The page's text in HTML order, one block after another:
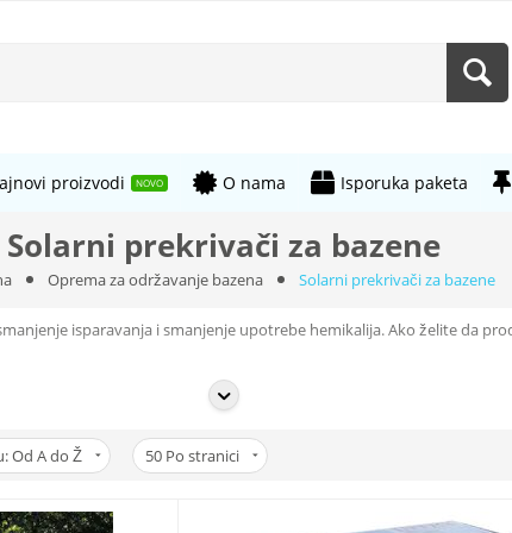
proizvodi NOVO O nama Isporuka paketa
Solarni prekrivači za bazene
Oprema za održavanje bazena Solarni prekrivači za bazene
isparavanja i smanjenje upotrebe hemikalija. Ako želite da
sposobnost zadržavanja sunčeve energije i sprečavanja gubitka
Od A do Ž 50 Po stranici